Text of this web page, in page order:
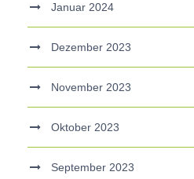
Januar 2024
Dezember 2023
November 2023
Oktober 2023
September 2023